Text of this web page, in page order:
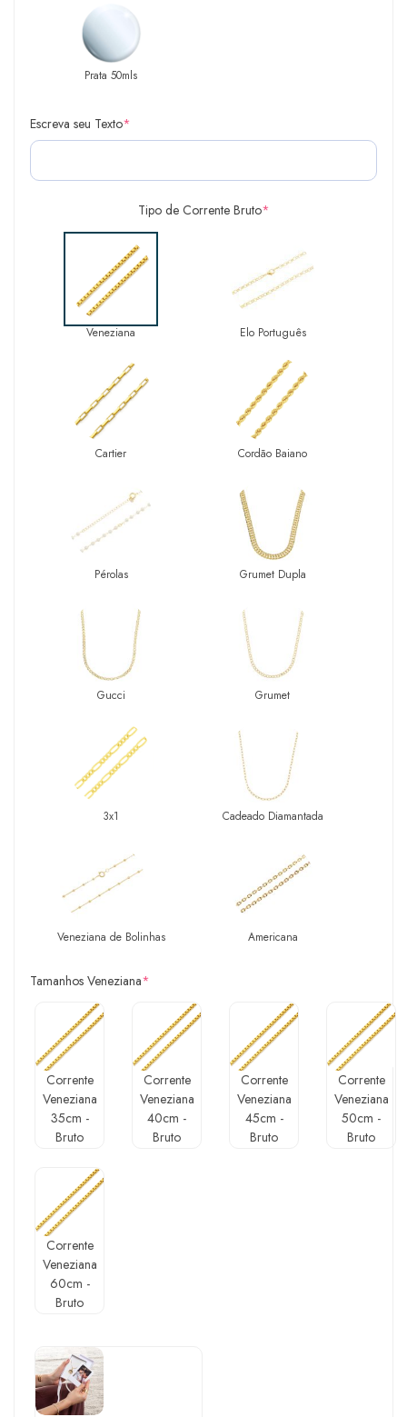
Prata 50mls
Escreva seu Texto*
Tipo de Corrente Bruto*
Veneziana Elo Português
Cartier Cordão Baiano
Pérolas Grumet Dupla
Gucci Grumet
3x1 Cadeado Diamantada
Veneziana de Bolinhas Americana
Tamanhos Veneziana*
Corrente
Veneziana
35cm -
Bruto
Corrente
Veneziana
40cm -
Bruto
Corrente
Veneziana
45cm -
Bruto
Corrente
Veneziana
50cm -
Bruto
Corrente
Veneziana
60cm -
Bruto